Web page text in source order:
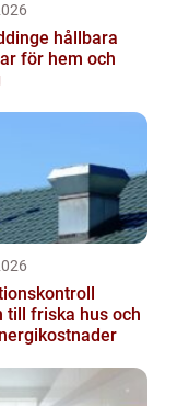
hållbara
för hem och
till friska hus och